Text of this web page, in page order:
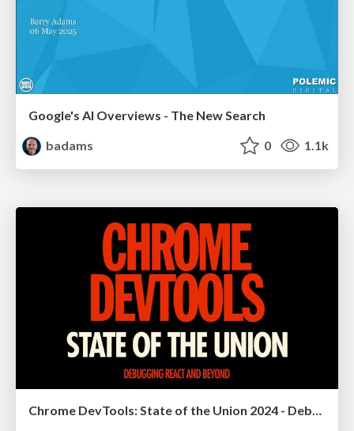
Google's AI Overviews - The New Search
badams
0 1.1k
Chrome DevTools: State of the Union 2024 - Debugging React & Beyond